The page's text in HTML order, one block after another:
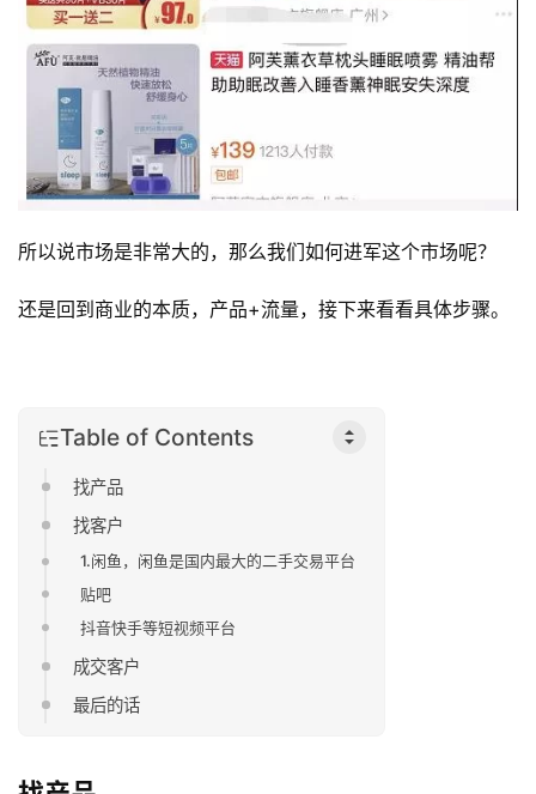
首
所以说市场是非常大的，那么我们如何进军这个市场呢？
还是回到商业的本质，产品+流量，接下来看看具体步骤。
Table of Contents
找产品
找客户
1.闲鱼，闲鱼是国内最大的二手交易平台
贴吧
抖音快手等短视频平台
成交客户
最后的话